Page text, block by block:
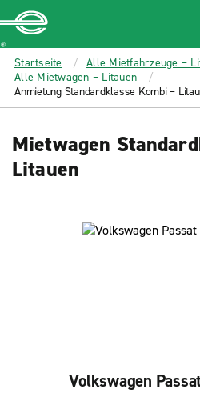
MAIN
CONTENT
Enterprise
Startseite
Alle Mietfahrzeuge –
Alle Mietwagen – Litauen
Anmietung Standardklasse Kombi –
Mietwagen
Litauen
Volkswagen